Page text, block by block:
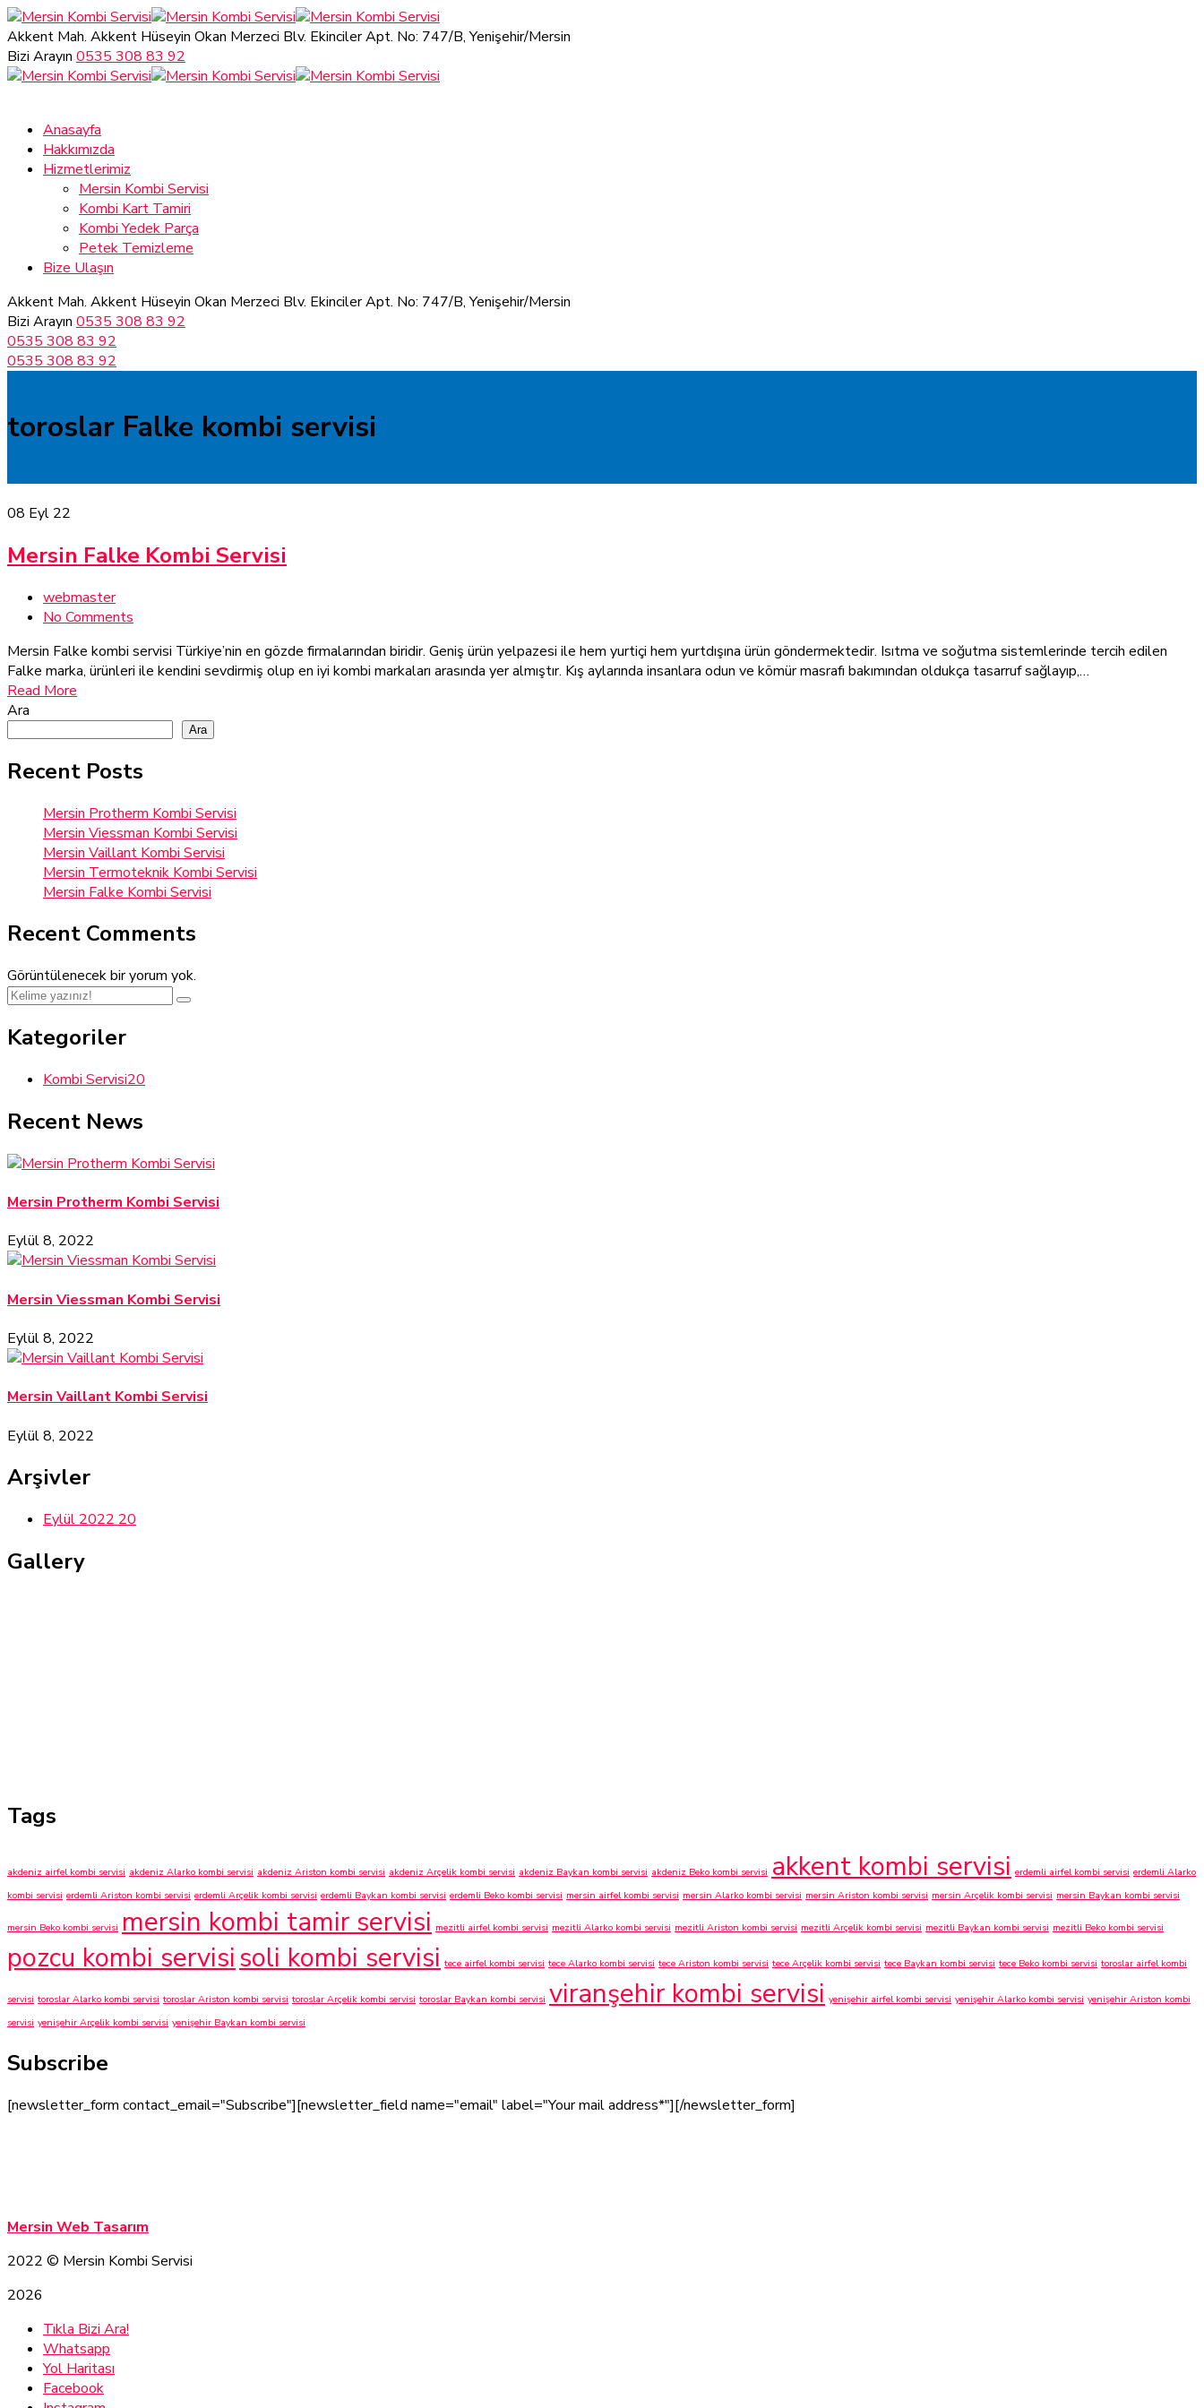
Akkent Mah. Akkent Hüseyin Okan Merzeci Blv. Ekinciler Apt. No: 747/B, Yenişehir/Mersin
Bizi Arayın 0535 308 83 92
Anasayfa
Hakkımızda
Hizmetlerimiz
Mersin Kombi Servisi
Kombi Kart Tamiri
Kombi Yedek Parça
Petek Temizleme
Bize Ulaşın
Akkent Mah. Akkent Hüseyin Okan Merzeci Blv. Ekinciler Apt. No: 747/B, Yenişehir/Mersin
Bizi Arayın 0535 308 83 92
0535 308 83 92
0535 308 83 92
toroslar Falke kombi servisi
08 Eyl 22
Mersin Falke Kombi Servisi
webmaster
No Comments
Mersin Falke kombi servisi Türkiye’nin en gözde firmalarından biridir. Geniş ürün yelpazesi ile hem yurtiçi hem yurtdışına ürün göndermektedir. Isıtma ve soğutma sistemlerinde tercih edilen
Falke marka, ürünleri ile kendini sevdirmiş olup en iyi kombi markaları arasında yer almıştır. Kış aylarında insanlara odun ve kömür masrafı bakımından oldukça tasarruf sağlayıp,…
Read More
Ara
Ara
Recent Posts
Mersin Protherm Kombi Servisi
Mersin Viessman Kombi Servisi
Mersin Vaillant Kombi Servisi
Mersin Termoteknik Kombi Servisi
Mersin Falke Kombi Servisi
Recent Comments
Görüntülenecek bir yorum yok.
Kategoriler
Kombi Servisi20
Recent News
Mersin Protherm Kombi Servisi
Eylül 8, 2022
Mersin Viessman Kombi Servisi
Eylül 8, 2022
Mersin Vaillant Kombi Servisi
Eylül 8, 2022
Arşivler
Eylül 2022 20
Gallery
Tags
akdeniz airfel kombi servisi akdeniz Alarko kombi servisi akdeniz Ariston kombi servisi akdeniz Arçelik kombi servisi akdeniz Baykan kombi servisi akdeniz Beko kombi servisi akkent kombi servisi erdemli airfel kombi servisi erdemli Alarko
kombi servisi erdemli Ariston kombi servisi erdemli Arçelik kombi servisi erdemli Baykan kombi servisi erdemli Beko kombi servisi mersin airfel kombi servisi mersin Alarko kombi servisi mersin Ariston kombi servisi mersin Arçelik kombi servisi mersin Baykan kombi servisi
mersin Beko kombi servisi mersin kombi tamir servisi mezitli airfel kombi servisi mezitli Alarko kombi servisi mezitli Ariston kombi servisi mezitli Arçelik kombi servisi mezitli Baykan kombi servisi mezitli Beko kombi servisi
pozcu kombi servisisoli kombi servisi tece airfel kombi servisi tece Alarko kombi servisi tece Ariston kombi servisi tece Arçelik kombi servisi tece Baykan kombi servisi tece Beko kombi servisi toroslar airfel kombi
servisi toroslar Alarko kombi servisi toroslar Ariston kombi servisi toroslar Arçelik kombi servisi toroslar Baykan kombi servisi viranşehir kombi servisi yenişehir airfel kombi servisi yenişehir Alarko kombi servisi yenişehir Ariston kombi
servisi yenişehir Arçelik kombi servisi yenişehir Baykan kombi servisi
Subscribe
[newsletter_form contact_email="Subscribe"][newsletter_field name="email" label="Your mail address*"][/newsletter_form]
Mersin Web Tasarım
2022 © Mersin Kombi Servisi
2026
Tıkla Bizi Ara!
Whatsapp
Yol Haritası
Facebook